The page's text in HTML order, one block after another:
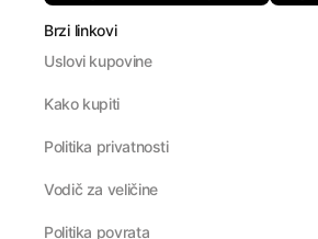
Brzi linkovi
Uslovi kupovine
Kako kupiti
Politika privatnosti
Vodič za veličine
Politika povrata